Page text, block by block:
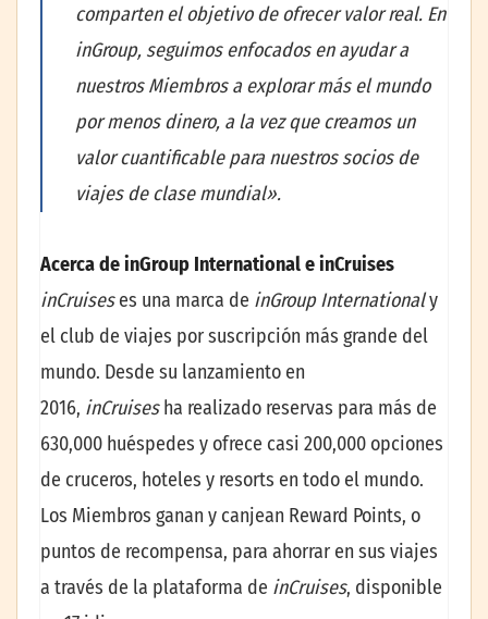
comparten el objetivo de ofrecer valor real. En
inGroup, seguimos enfocados en ayudar a
nuestros Miembros a explorar más el mundo
por menos dinero, a la vez que creamos un
valor cuantificable para nuestros socios de
viajes de clase mundial».
Acerca de inGroup International e inCruises
inCruiseses una marca de inGroup Internationaly
el club de viajes por suscripción más grande del
mundo. Desde su lanzamiento en
2016, inCruisesha realizado reservas para más de
630,000 huéspedes y ofrece casi 200,000 opciones
de cruceros, hoteles y resorts en todo el mundo.
Los Miembros ganan y canjean Reward Points, o
puntos de recompensa, para ahorrar en sus viajes
a través de la plataforma de inCruises, disponible